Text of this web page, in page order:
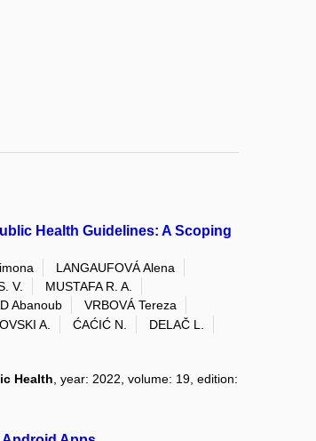
Health Guidelines: A Scoping
LANGAUFOVÁ Alena
V.
MUSTAFA R. A.
Abanoub
VRBOVÁ Tereza
A. ĆAĆIĆ N.
DELAČ L.
Health , year: 2022, volume: 19, edition: